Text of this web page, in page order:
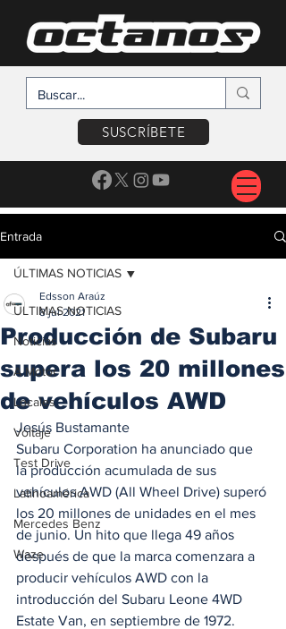
SUSCRÍBETE
Entrada
ÚLTIMAS NOTICIAS
Noticias
A Motor
Locales
Voltaje
Test Drive
Latinoamérica
Mercedes Benz
Waze
ÚLTIMAS NOTICIAS
Producción de Subaru
supera los 20 millones
de vehículos AWD
Edsson Araúz
8 jul 2021
Jesús Bustamante
Subaru Corporation ha anunciado que
la producción acumulada de sus
vehículos AWD (All Wheel Drive) superó
los 20 millones de unidades en el mes
de junio. Un hito que llega 49 años
después de que la marca comenzara a
producir vehículos AWD con la
introducción del Subaru Leone 4WD
Estate Van, en septiembre de 1972.